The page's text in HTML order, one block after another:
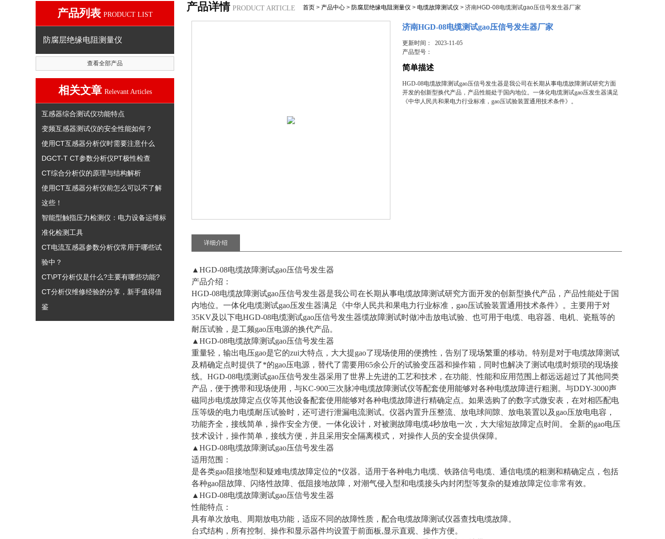
产品列表 PRODUCT LIST
防腐层绝缘电阻测量仪
查看全部产品
相关文章 Relevant Articles
互感器综合测试仪功能特点
变频互感器测试仪的安全性能如何？
使用CT互感器分析仪时需要注意什么
DGCT-T CT参数分析仪PT极性检查
CT综合分析仪的原理与结构解析
使用CT互感器分析仪前怎么可以不了解
这些！
智能型触指压力检测仪：电力设备运维标
准化检测工具
CT电流互感器参数分析仪常用于哪些试
验中？
CT\PT分析仪是什么?主要有哪些功能?
CT分析仪维修经验的分享，新手值得借
鉴
产品详情 PRODUCT ARTICLE 首页 > 产品中心 > 防腐层绝缘电阻测量仪 > 电缆故障测试仪 > 济南HGD-08电缆测试gao压信号发生器厂家
济南HGD-08电缆测试gao压信号发生器厂家
更新时间： 2023-11-05
产品型号：
简单描述
HGD-08电缆故障测试gao压信号发生器是我公司在长期从事电缆故障测试研究方面
开发的创新型换代产品，产品性能处于国内地位。一体化电缆测试gao压发生器满足
《中华人民共和果电力行业标准，gao压试验装置通用技术条件》。
详细介绍
▲HGD-08电缆故障测试gao压信号发生器
产品介绍：
HGD-08电缆故障测试gao压信号发生器是我公司在长期从事电缆故障测试研究方面开发的创新型换代产品，产品性能处于国
内地位。一体化电缆测试gao压发生器满足《中华人民共和果电力行业标准，gao压试验装置通用技术条件》。主要用于对
35KV及以下电HGD-08电缆测试gao压信号发生器缆故障测试时做冲击放电试验、也可用于电缆、电容器、电机、瓷瓶等的
耐压试验，是工频gao压电源的换代产品。
▲HGD-08电缆故障测试gao压信号发生器
重量轻，输出电压gao是它的zui大特点，大大提gao了现场使用的便携性，告别了现场繁重的移动。特别是对于电缆故障测试
及精确定点时提供了*的gao压电源，替代了需要用65余公斤的试验变压器和操作箱，同时也解决了测试电缆时烦琐的现场接
线。 HGD-08电缆测试gao压信号发生器采用了世界上先进的工艺和技术，在功能、性能和应用范围上都远远超过了其他同类
产品，便于携带和现场使用，与KC-900三次脉冲电缆故障测试仪等配套使用能够对各种电缆故障进行粗测。与DDY-3000声
磁同步电缆故障定点仪等其他设备配套使用能够对各种电缆故障进行精确定点。如果选购了的数字式微安表，在对相匹配电
压等级的电力电缆耐压试验时，还可进行泄漏电流测试。仪器内置升压整流、放电球间隙、放电装置以及gao压放电电容，
功能齐全，接线简单，操作安全方便。一体化设计，对被测故障电缆4秒放电一次，大大缩短故障定点时间。 全新的gao电压
技术设计，操作简单，接线方便，并且采用安全隔离模式， 对操作人员的安全提供保障。
▲HGD-08电缆故障测试gao压信号发生器
适用范围：
是各类gao阻接地型和疑难电缆故障定位的*仪器。适用于各种电力电缆、铁路信号电缆、通信电缆的粗测和精确定点，包括
各种gao阻故障、闪络性故障、低阻接地故障，对潮气侵入型和电缆接头内封闭型等复杂的疑难故障定位非常有效。
▲HGD-08电缆故障测试gao压信号发生器
性能特点：
具有单次放电、周期放电功能，适应不同的故障性质，配合电缆故障测试仪器查找电缆故障。
台式结构，所有控制、操作和显示器件均设置于前面板,显示直观、操作方便。